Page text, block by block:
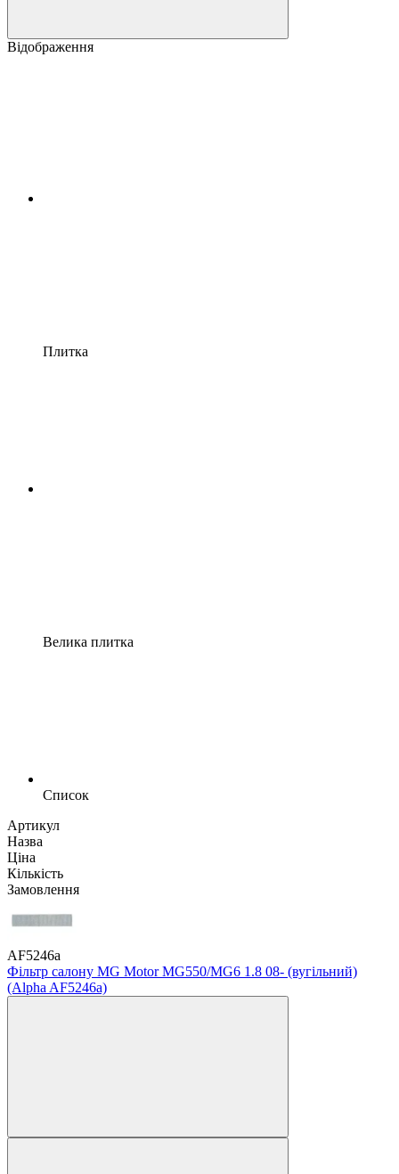
Відображення
Плитка
Велика плитка
Список
Артикул
Назва
Ціна
Кількість
Замовлення
AF5246a
Фільтр салону MG Motor MG550/MG6 1.8 08- (вугільний)
(Alpha AF5246a)